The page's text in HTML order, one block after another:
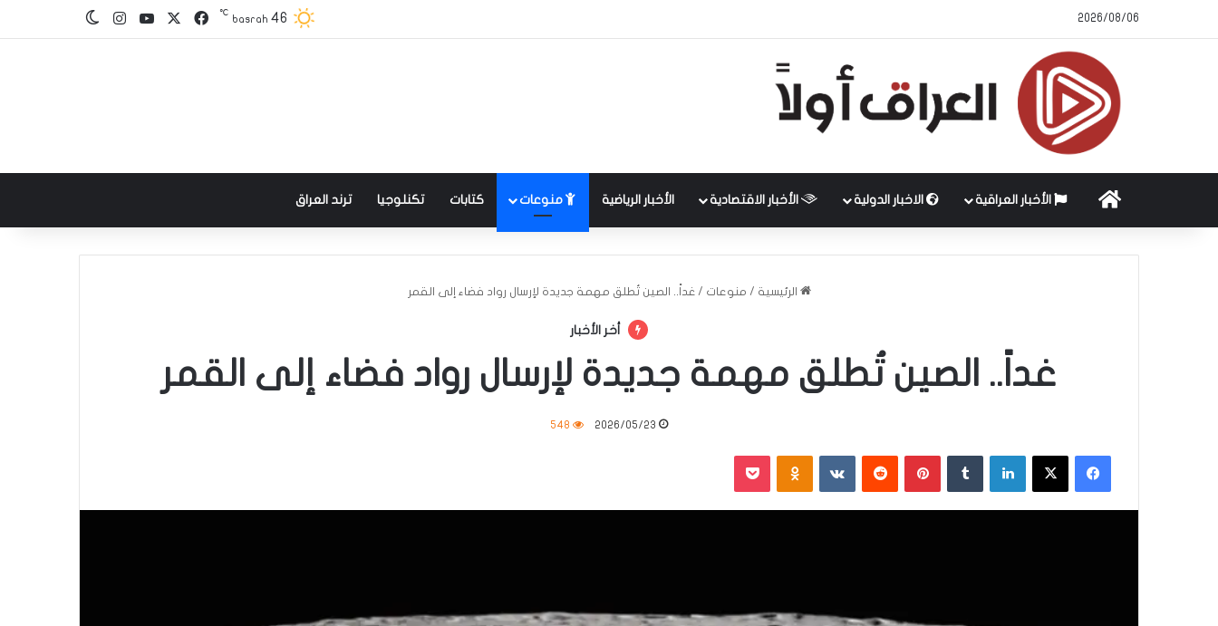
2026/08/06
basrah 46
℃ فيسبوك‫YouTube
انستقرامالوضع المظلم
الرئيسية الأخبار العراقية الاخبار الدولية الأخبار الاقتصادية الأخبار الرياضية منوعات كتابات تكنلوجيا ترند العراق
الرئيسية / منوعات / غداً.. الصين تُطلق مهمة جديدة لإرسال رواد فضاء إلى القمر
أخر الأخبار
غداً.. الصين تُطلق مهمة جديدة لإرسال رواد فضاء إلى القمر
2026/05/23
548
فيسبوك
‫X لينكدإن بينتيريست Odnoklassniki
‫Pocket